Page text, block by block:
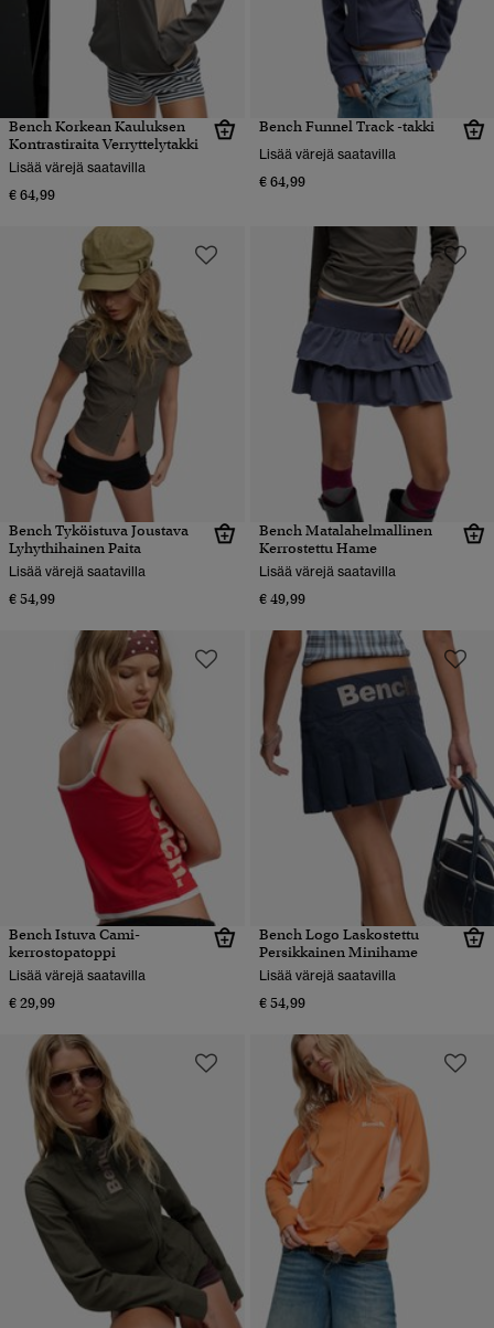
Bench Korkean Kauluksen
Kontrastiraita Verryttelytakki
Lisää värejä saatavilla
€ 64,99
Bench Funnel Track -takki
Lisää värejä saatavilla
€ 64,99
Bench Tyköistuva Joustava
Lyhythihainen Paita
Lisää värejä saatavilla
€ 54,99
Bench Matalahelmallinen
Kerrostettu Hame
Lisää värejä saatavilla
€ 49,99
Bench Istuva Cami-
kerrostopatoppi
Lisää värejä saatavilla
€ 29,99
Bench Logo Laskostettu
Persikkainen Minihame
Lisää värejä saatavilla
€ 54,99